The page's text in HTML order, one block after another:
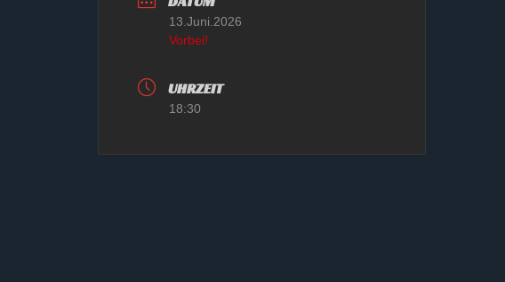
13.Juni.2026
Vorbei!
UHRZEIT
18:30